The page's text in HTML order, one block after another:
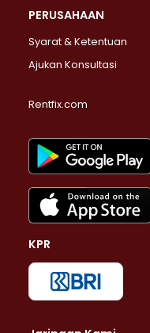
PERUSAHAAN
Syarat & Ketentuan
Ajukan Konsultasi
Rentfix.com
KPR